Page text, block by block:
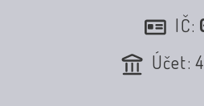
IČ:
Účet: